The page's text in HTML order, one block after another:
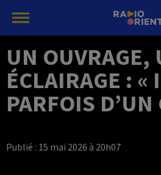
UN OUVRAGE,
ÉCLAIRAGE : «
PARFOIS
Publié : 15 mai 2026 à 20h07